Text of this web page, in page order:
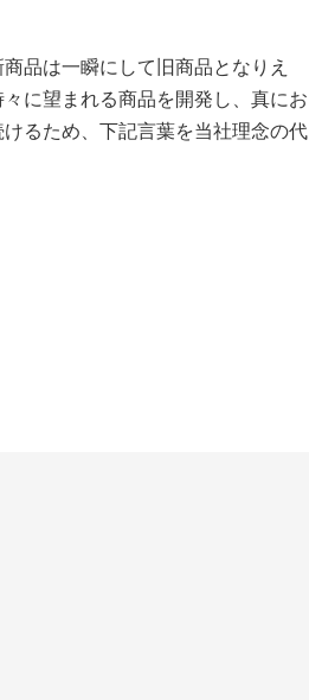
品は一瞬にして旧商品となりえ
に望まれる商品を開発し、真にお
るため、下記言葉を当社理念の代